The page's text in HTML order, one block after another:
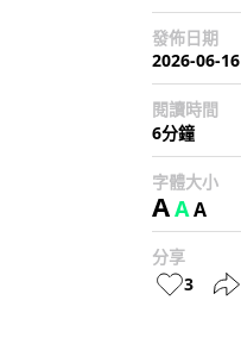
發佈日期
2026-06-16
閱讀時間
6分鐘
字體大小
AAA
分享
3